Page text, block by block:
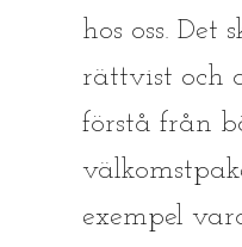
hos oss. Det
rättvist och
förstå från
exempel